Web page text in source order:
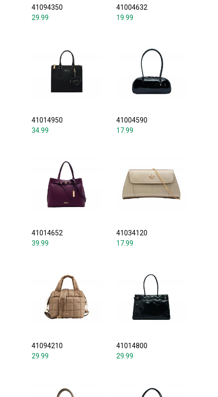
41094350
29.99
41004632
19.99
41014950
34.99
41004590
17.99
41014652
39.99
41034120
17.99
41094210
29.99
41014800
29.99